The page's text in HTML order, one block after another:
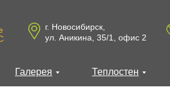
Галерея Теплостен
г. Новосибирск,
ул. Аникина, 35/1, офис 2